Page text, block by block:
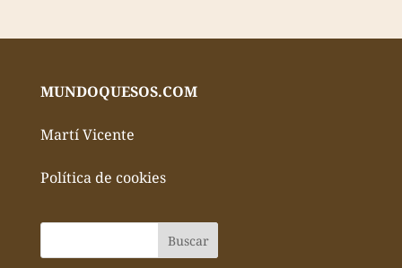
MUNDOQUESOS.COM
Martí Vicente
Política de cookies